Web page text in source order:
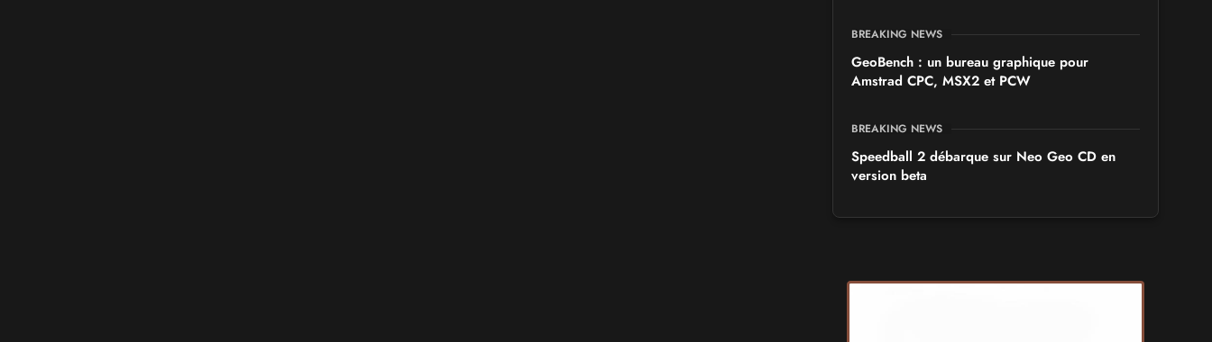
BREAKING NEWS
GeoBench : un bureau graphique pour
Amstrad CPC, MSX2 et PCW
BREAKING NEWS
Speedball 2 débarque sur Neo Geo CD en
version beta